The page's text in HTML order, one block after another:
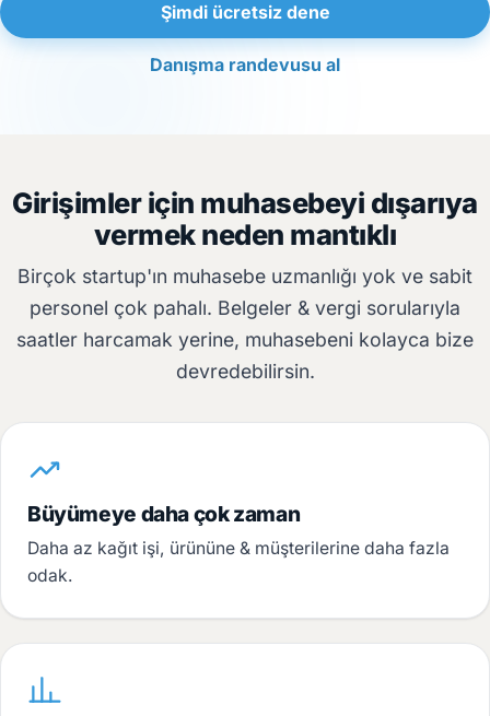
Şimdi ücretsiz dene
Danışma randevusu al
Girişimler için muhasebeyi dışarıya
vermek neden mantıklı
Birçok startup'ın muhasebe uzmanlığı yok ve sabit
personel çok pahalı. Belgeler & vergi sorularıyla
saatler harcamak yerine, muhasebeni kolayca bize
devredebilirsin.
Büyümeye daha çok zaman
Daha az kağıt işi, ürününe & müşterilerine daha fazla
odak.